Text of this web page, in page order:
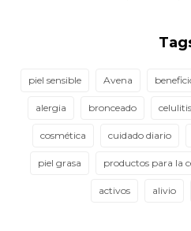
piel sensible Avena
alergia bronceado celulitis
cosmética cuidado diario
piel grasa productos para la
activos alivio